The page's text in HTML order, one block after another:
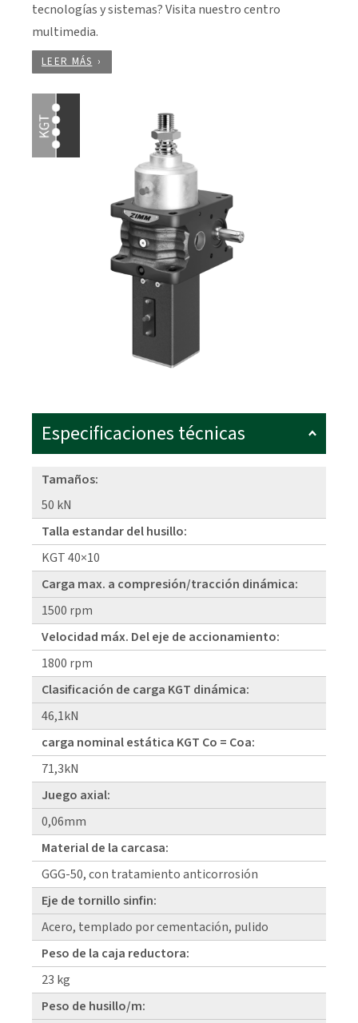
tecnologías y sistemas? Visita nuestro centro
multimedia.
LEER MÁS
Especificaciones técnicas
Tamaños:
50 kN
Talla estandar del husillo:
KGT 40×10
Carga max. a compresión/tracción dinámica:
1500 rpm
Velocidad máx. Del eje de accionamiento:
1800 rpm
Clasificación de carga KGT dinámica:
46,1kN
carga nominal estática KGT Co = Coa:
71,3kN
Juego axial:
0,06mm
Material de la carcasa:
GGG-50, con tratamiento anticorrosión
Eje de tornillo sinfin:
Acero, templado por cementación, pulido
Peso de la caja reductora:
23 kg
Peso de husillo/m: